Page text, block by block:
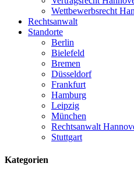
Wettbewerbsrecht
Rechtsanwalt
Standorte
Berlin
Bielefeld
Bremen
Düsseldorf
Frankfurt
Hamburg
Leipzig
München
Rechtsanwalt
Stuttgart
Kategorien